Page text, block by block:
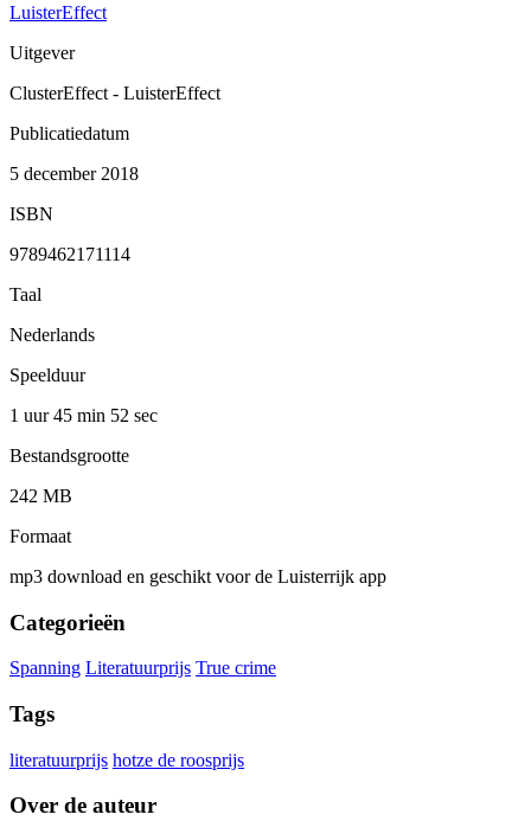
LuisterEffect
Uitgever
ClusterEffect - LuisterEffect
Publicatiedatum
5 december 2018
ISBN
9789462171114
Taal
Nederlands
Speelduur
1 uur 45 min 52 sec
Bestandsgrootte
242 MB
Formaat
mp3 download en geschikt voor de Luisterrijk app
Categorieën
Spanning Literatuurprijs True crime
Tags
literatuurprijs hotze de roosprijs
Over de auteur